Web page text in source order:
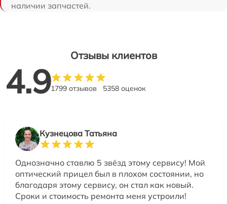
наличии запчастей.
Отзывы клиентов
4.91799 отзывов 5358 оценок
Кузнецова Татьяна
Однозначно ставлю 5 звёзд этому сервису! Мой
оптический прицел был в плохом состоянии, но
благодаря этому сервису, он стал как новый.
Сроки и стоимость ремонта меня устроили!